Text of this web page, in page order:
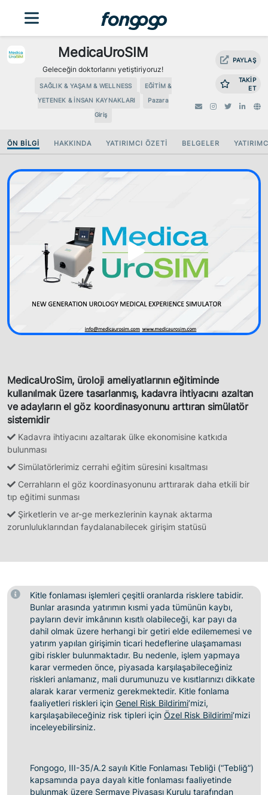
MedicaUroSIM
Geleceğin doktorlarını yetiştiriyoruz!
SAĞLIK & YAŞAM & WELLNESS
EĞITIM &
YETENEK & İNSAN KAYNAKLARI
Pazara
Giriş
PAYLAŞ
TAKİP
ET
ÖN BİLGİ HAKKINDA YATIRIMCI ÖZETİ BELGELER
MedicaUroSim, üroloji ameliyatlarının eğitiminde
kullanılmak üzere tasarlanmış, kadavra ihtiyacını
ve adayların el göz koordinasyonunu arttıran
sistemidir
Kadavra ihtiyacını azaltarak ülke ekonomisine katkıda
bulunması
Simülatörlerimiz cerrahi eğitim süresini kısaltması
Cerrahların el göz koordinasyonunu arttırarak daha etkili bir
tıp eğitimi sunması
Şirketlerin ve ar-ge merkezlerinin kaynak aktarma
zorunluluklarından faydalanabilecek girişim statüsü
Kitle fonlaması işlemleri çeşitli oranlarda risklere tabidir.
Bunlar arasında yatırımın kısmi yada tümünün kaybı,
payların devir imkânının kısıtlı olabileceği, kar payı da
dahil olmak üzere herhangi bir getiri elde edilememesi ve
yatırım yapılan girişimin ticari hedeflerine ulaşamaması
gibi riskler bulunmaktadır. Bu nedenle, işlem yapmaya
karar vermeden önce, piyasada karşılaşabileceğiniz
riskleri anlamanız, mali durumunuzu ve kısıtlarınızı dikkate
alarak karar vermeniz gerekmektedir. Kitle fonlama
faaliyetleri riskleri için Genel Risk Bildirimi’mizi,
karşılaşabileceğiniz risk tipleri için Özel Risk Bildirimi’mizi
inceleyebilirsiniz.
Fongogo, III-35/A.2 sayılı Kitle Fonlaması Tebliği (“Tebliğ”)
kapsamında paya dayalı kitle fonlaması faaliyetinde
bulunmak üzere Sermaye Piyasası Kurulu tarafından